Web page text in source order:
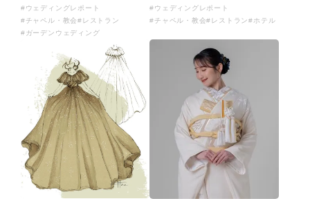
#ウェディングレポート
#チャペル・教会#レストラン
#ガーデンウェディング
#ウェディングレポート
#チャペル・教会#レストラン#ホテル